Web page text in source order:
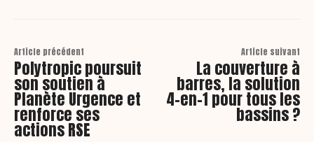
Article précédent
Polytropic poursuit
son soutien à
Planète Urgence et
renforce ses
actions RSE
Article suivant
La couverture à
barres, la solution
4-en-1 pour tous les
bassins ?